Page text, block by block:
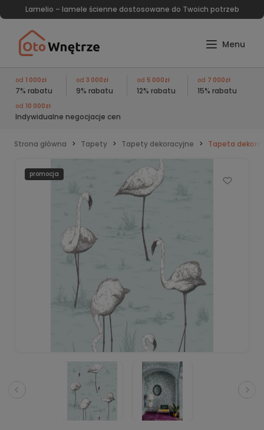
Lamelio – lamele ścienne dostosowane do Twoich potrzeb
od 1 000zł
7% rabatu
od 3 000zł
9% rabatu
od 5 000zł
12% rabatu
od 7 000zł
15% rabatu
od 10 000zł
Indywidualne negocjacje cen
Strona główna Tapety Tapety dekoracyjne Tapeta
promocja